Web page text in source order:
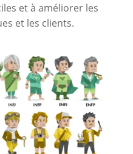
et à améliorer les
et les clients.